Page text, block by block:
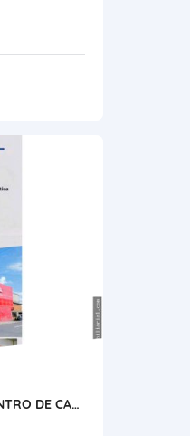
BODEGA PARA ALQUILAR EN EL CENTRO DE CALI BARRIO OBRERO 500 M²